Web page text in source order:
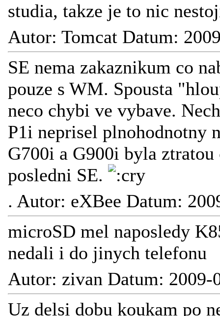
studia, takze je to nic
Autor: Tomcat Datum:
SE nema zakaznikum co
pouze s WM. Spousta
neco chybi ve vybave.
P1i neprisel plnohodnotny
G700i a G900i byla
posledni SE.
. Autor: eXBee Datum:
microSD mel naposledy
nedali i do jinych telefonu
Autor: zivan Datum: 2009-
Uz delsi dobu koukam po